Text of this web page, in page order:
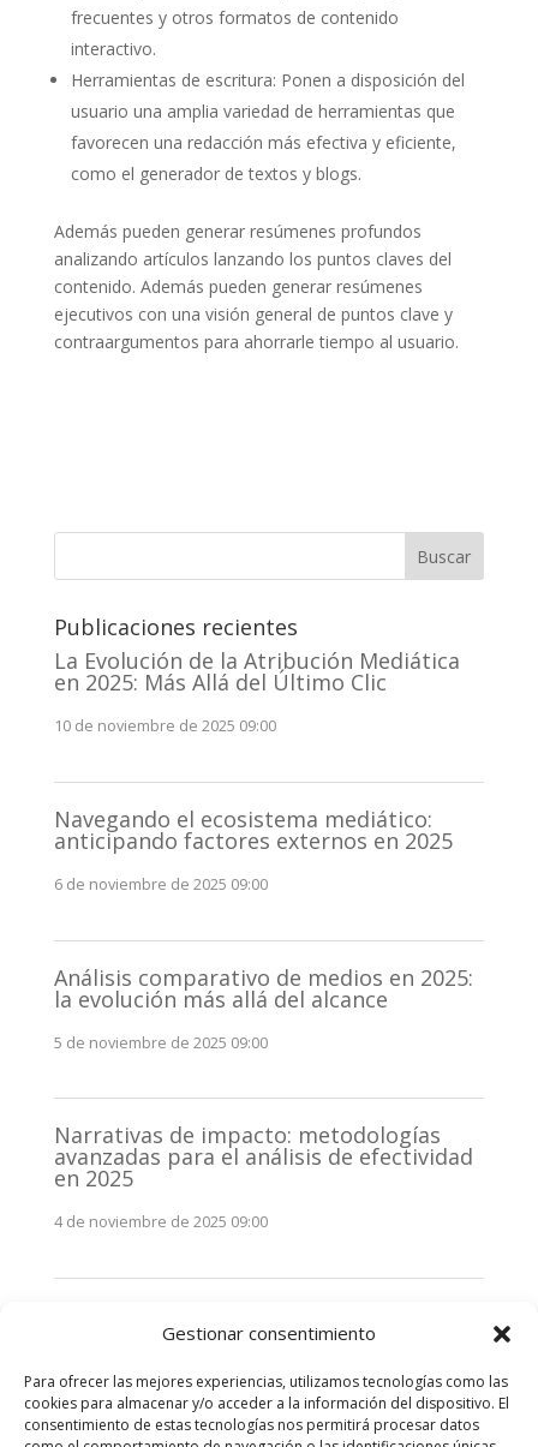
Gestionar consentimiento
Para ofrecer las mejores experiencias, utilizamos tecnologías como las
cookies para almacenar y/o acceder a la información del dispositivo. El
consentimiento de estas tecnologías nos permitirá procesar datos
frecuentes y otros formatos de contenido
interactivo.
Herramientas de escritura: Ponen a disposición del
usuario una amplia variedad de herramientas que
favorecen una redacción más efectiva y eficiente,
como el generador de textos y blogs.
Además pueden generar resúmenes profundos
analizando artículos lanzando los puntos claves del
contenido. Además pueden generar resúmenes
ejecutivos con una visión general de puntos clave y
contraargumentos para ahorrarle tiempo al usuario.
Buscar
Publicaciones recientes
La Evolución de la Atribución Mediática
en 2025: Más Allá del Último Clic
10 de noviembre de 2025 09:00
Navegando el ecosistema mediático:
anticipando factores externos en 2025
6 de noviembre de 2025 09:00
Análisis comparativo de medios en 2025:
la evolución más allá del alcance
5 de noviembre de 2025 09:00
Narrativas de impacto: metodologías
avanzadas para el análisis de efectividad
en 2025
4 de noviembre de 2025 09:00
stakeholders en 2025: La clave de la
3 de noviembre de 2025 09:00